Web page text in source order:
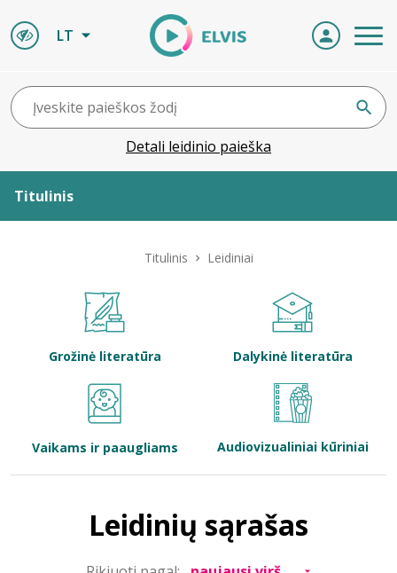
LT
Detali leidinio paieška
Titulinis
Bibliotekoms
Titulinis Leidiniai
Grožinė literatūra Dalykinė literatūra
Vaikams ir paaugliams Audiovizualiniai kūriniai
Leidinių sąrašas